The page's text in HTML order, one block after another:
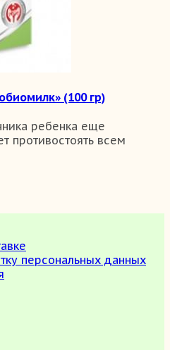
(100 гр)
ребенка еще
противостоять всем
персональных данных